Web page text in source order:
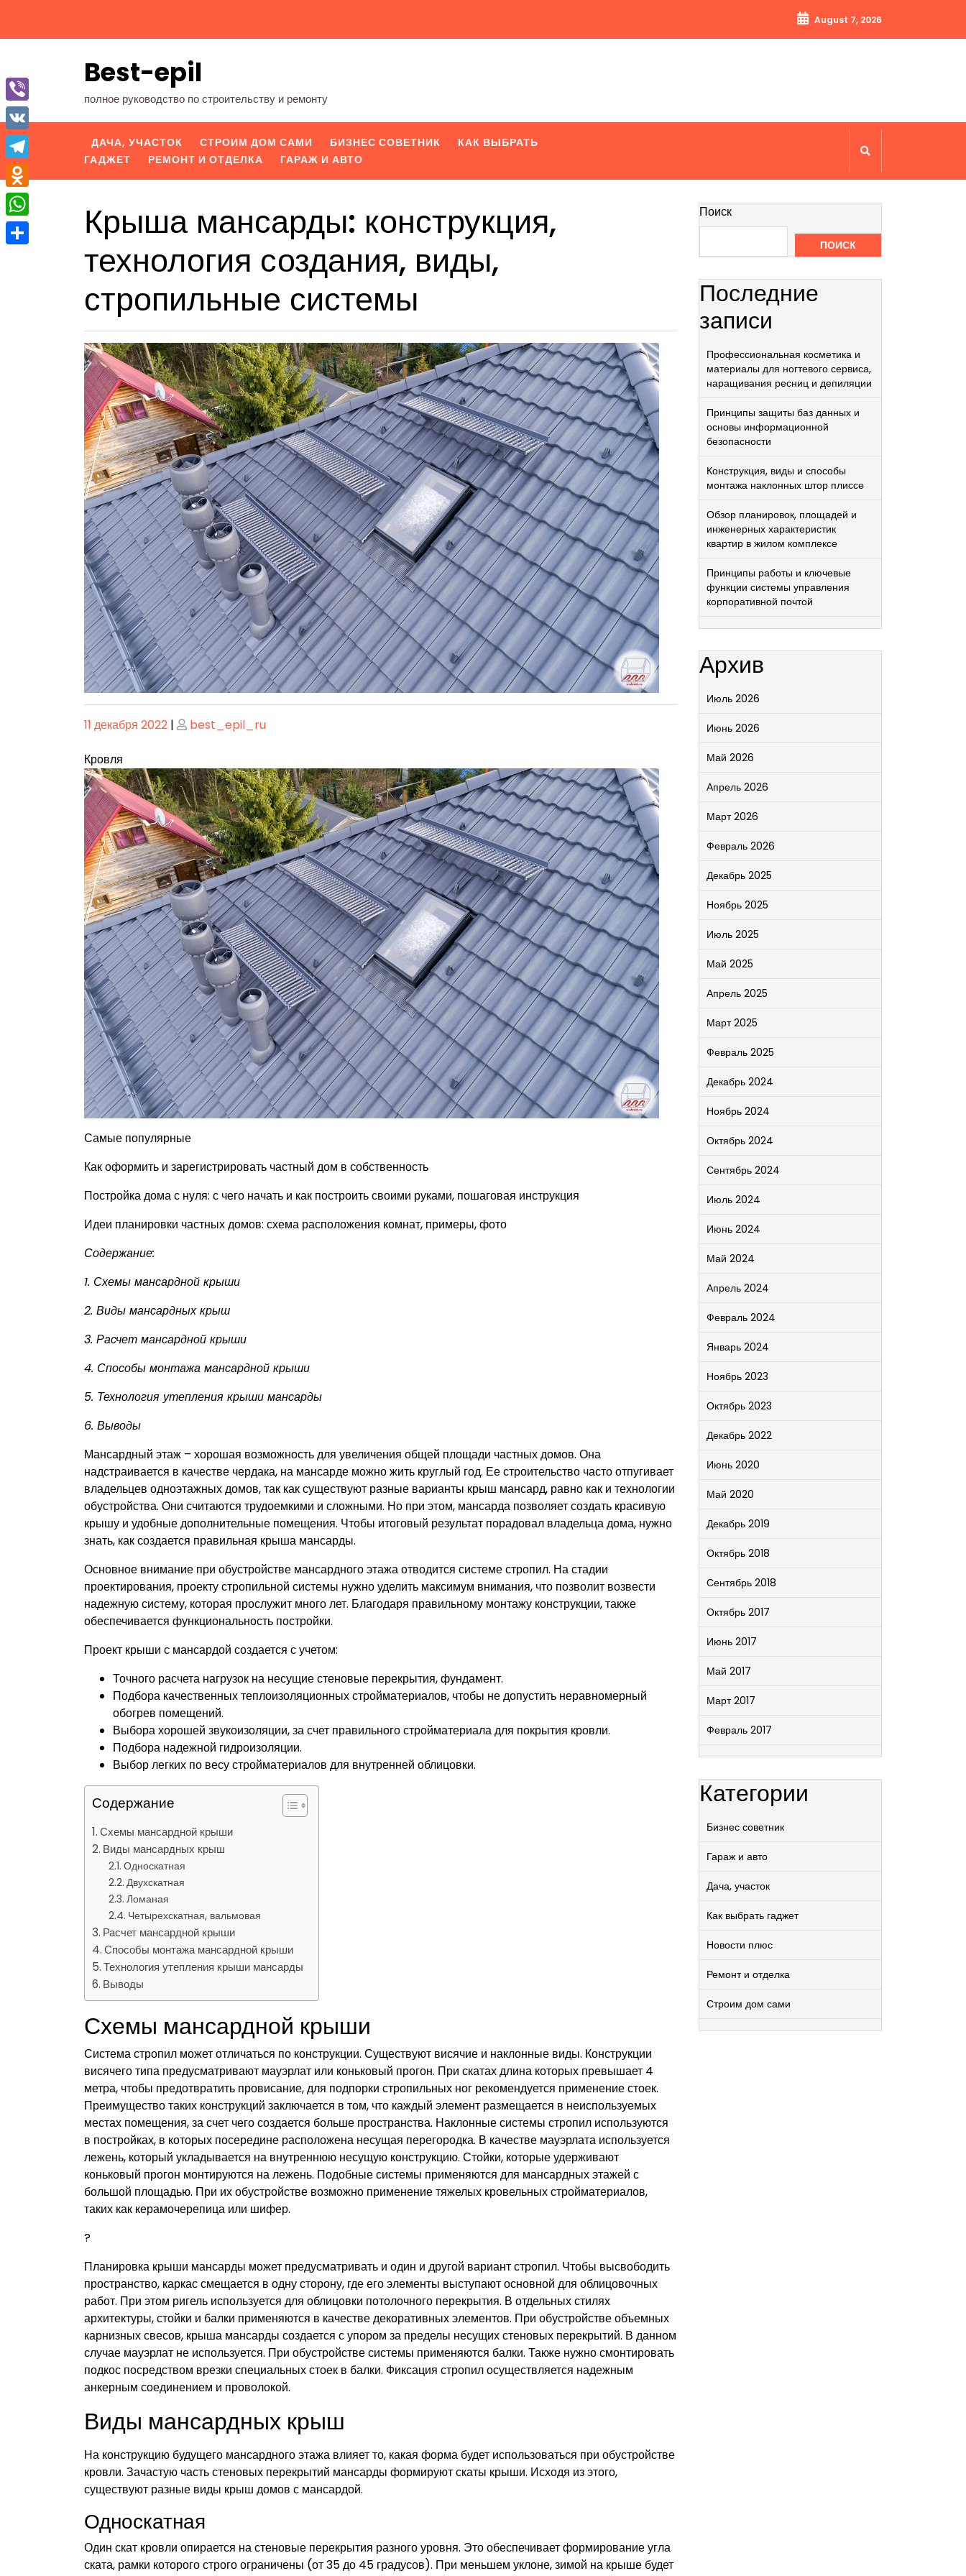
содержимому
August 7, 2026
Best-epil
полное руководство по строительству и ремонту
ДАЧА, УЧАСТОК СТРОИМ ДОМ САМИ БИЗНЕС СОВЕТНИК
КАК ВЫБРАТЬ
ГАДЖЕТ
РЕМОНТ И ОТДЕЛКА ГАРАЖ И АВТО
Крыша мансарды: конструкция,
технология создания, виды,
стропильные системы
Опубликовано
11 декабря 2022 | Опубликовано
best_epil_ru
Кровля
Самые популярные
Как оформить и зарегистрировать частный дом в собственность
Постройка дома с нуля: с чего начать и как построить своими руками, пошаговая инструкция
Идеи планировки частных домов: схема расположения комнат, примеры, фото
Содержание:
1. Схемы мансардной крыши
2. Виды мансардных крыш
3. Расчет мансардной крыши
4. Способы монтажа мансардной крыши
5. Технология утепления крыши мансарды
6. Выводы
Мансардный этаж – хорошая возможность для увеличения общей площади частных домов. Она
надстраивается в качестве чердака, на мансарде можно жить круглый год. Ее строительство часто отпугивает
владельцев одноэтажных домов, так как существуют разные варианты крыш мансард, равно как и технологии
обустройства. Они считаются трудоемкими и сложными. Но при этом, мансарда позволяет создать красивую
крышу и удобные дополнительные помещения. Чтобы итоговый результат порадовал владельца дома, нужно
знать, как создается правильная крыша мансарды.
Основное внимание при обустройстве мансардного этажа отводится системе стропил. На стадии
проектирования, проекту стропильной системы нужно уделить максимум внимания, что позволит возвести
надежную систему, которая прослужит много лет. Благодаря правильному монтажу конструкции, также
обеспечивается функциональность постройки.
Проект крыши с мансардой создается с учетом:
Точного расчета нагрузок на несущие стеновые перекрытия, фундамент.
Подбора качественных теплоизоляционных стройматериалов, чтобы не допустить неравномерный
обогрев помещений.
Выбора хорошей звукоизоляции, за счет правильного стройматериала для покрытия кровли.
Подбора надежной гидроизоляции.
Выбор легких по весу стройматериалов для внутренней облицовки.
Содержание
Схемы мансардной крыши
Виды мансардных крыш
Односкатная
Двухскатная
Ломаная
Четырехскатная, вальмовая
Расчет мансардной крыши
Способы монтажа мансардной крыши
Технология утепления крыши мансарды
Выводы
Схемы мансардной крыши
Система стропил может отличаться по конструкции. Существуют висячие и наклонные виды. Конструкции
висячего типа предусматривают мауэрлат или коньковый прогон. При скатах длина которых превышает 4
метра, чтобы предотвратить провисание, для подпорки стропильных ног рекомендуется применение стоек.
Преимущество таких конструкций заключается в том, что каждый элемент размещается в неиспользуемых
местах помещения, за счет чего создается больше пространства. Наклонные системы стропил используются
в постройках, в которых посередине расположена несущая перегородка. В качестве мауэрлата используется
лежень, который укладывается на внутреннюю несущую конструкцию. Стойки, которые удерживают
коньковый прогон монтируются на лежень. Подобные системы применяются для мансардных этажей с
большой площадью. При их обустройстве возможно применение тяжелых кровельных стройматериалов,
таких как керамочерепица или шифер.
?
Планировка крыши мансарды может предусматривать и один и другой вариант стропил. Чтобы высвободить
пространство, каркас смещается в одну сторону, где его элементы выступают основной для облицовочных
работ. При этом ригель используется для облицовки потолочного перекрытия. В отдельных стилях
архитектуры, стойки и балки применяются в качестве декоративных элементов. При обустройстве объемных
карнизных свесов, крыша мансарды создается с упором за пределы несущих стеновых перекрытий. В данном
случае мауэрлат не используется. При обустройстве системы применяются балки. Также нужно смонтировать
подкос посредством врезки специальных стоек в балки. Фиксация стропил осуществляется надежным
анкерным соединением и проволокой.
Виды мансардных крыш
На конструкцию будущего мансардного этажа влияет то, какая форма будет использоваться при обустройстве
кровли. Зачастую часть стеновых перекрытий мансарды формируют скаты крыши. Исходя из этого,
существуют разные виды крыш домов с мансардой.
Односкатная
Один скат кровли опирается на стеновые перекрытия разного уровня. Это обеспечивает формирование угла
ската, рамки которого строго ограничены (от 35 до 45 градусов). При меньшем уклоне, зимой на крыше будет
Поиск
ПОИСК
Последние
записи
Профессиональная косметика и
материалы для ногтевого сервиса,
наращивания ресниц и депиляции
Принципы защиты баз данных и
основы информационной
безопасности
Конструкция, виды и способы
монтажа наклонных штор плиссе
Обзор планировок, площадей и
инженерных характеристик
квартир в жилом комплексе
Принципы работы и ключевые
функции системы управления
корпоративной почтой
Архив
Июль 2026
Июнь 2026
Май 2026
Апрель 2026
Март 2026
Февраль 2026
Декабрь 2025
Ноябрь 2025
Июль 2025
Май 2025
Апрель 2025
Март 2025
Февраль 2025
Декабрь 2024
Ноябрь 2024
Октябрь 2024
Сентябрь 2024
Июль 2024
Июнь 2024
Май 2024
Апрель 2024
Февраль 2024
Январь 2024
Ноябрь 2023
Октябрь 2023
Декабрь 2022
Июнь 2020
Май 2020
Декабрь 2019
Октябрь 2018
Сентябрь 2018
Октябрь 2017
Июнь 2017
Май 2017
Март 2017
Февраль 2017
Категории
Бизнес советник
Гараж и авто
Дача, участок
Как выбрать гаджет
Новости плюс
Ремонт и отделка
Строим дом сами
Viber
VK
Telegram
Odnoklassniki
WhatsApp